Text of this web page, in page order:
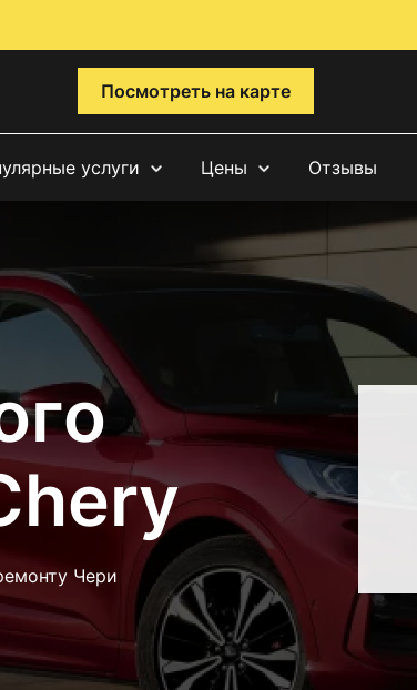
Посмотреть на карте
услуги Цены Отзывы
Чери